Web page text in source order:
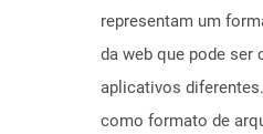
representam um
da web que pode ser
aplicativos
como formato de